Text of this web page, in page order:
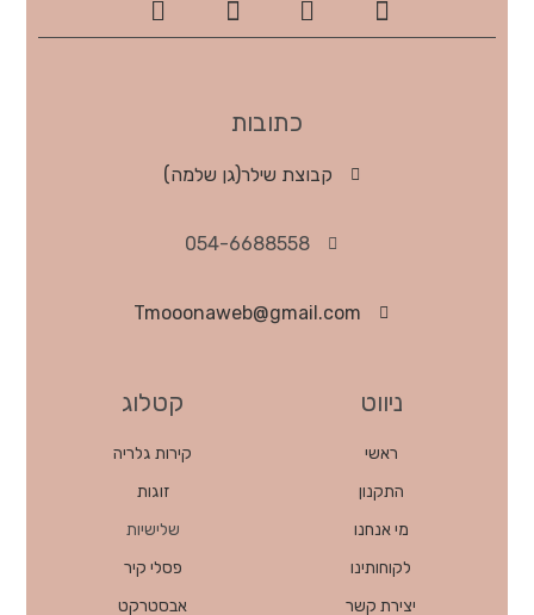
כתובות
קבוצת שילר(גן שלמה)
054-6688558
Tmooonaweb@gmail.com
ניווט
ראשי
התקנון
מי אנחנו
לקוחותינו
יצירת קשר
קטלוג
קירות גלריה
זוגות
שלישיות
פסלי קיר
אבסטרקט